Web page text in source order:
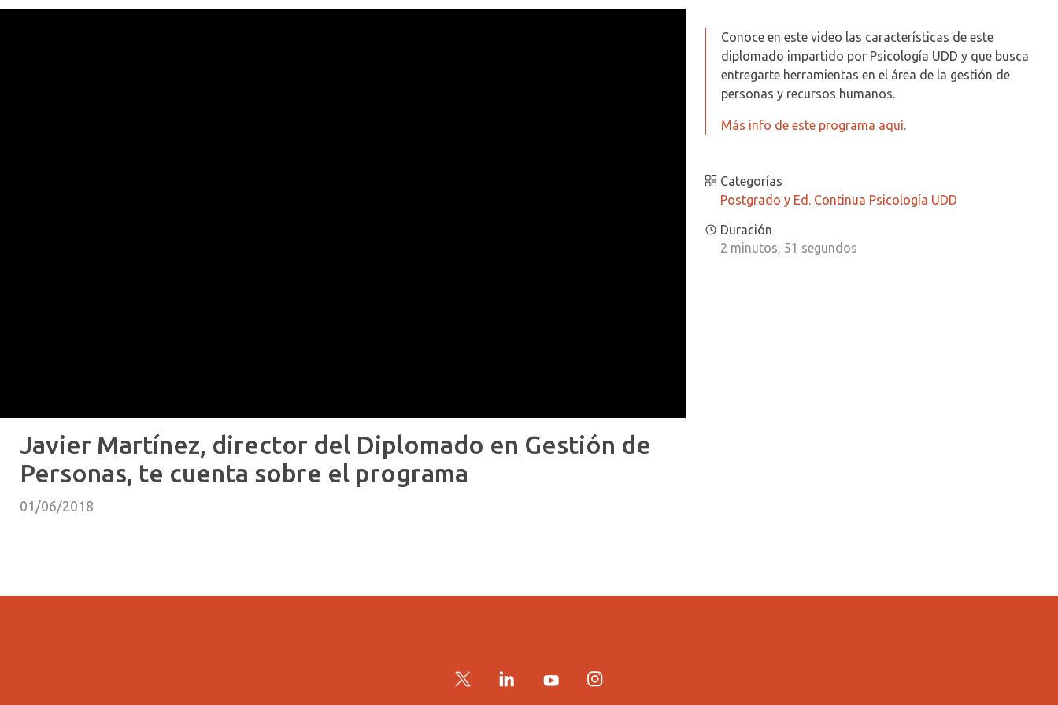
Javier Martínez, director del Diplomado en Gestión de
Personas, te cuenta sobre el programa
01/06/2018
Conoce en este video las características de este
diplomado impartido por Psicología UDD y que busca
entregarte herramientas en el área de la gestión de
personas y recursos humanos.
Más info de este programa aquí.
Categorías
Postgrado y Ed. Continua Psicología UDD
Duración
2 minutos, 51 segundos
Twitter LinkedInYouTubeInstagram